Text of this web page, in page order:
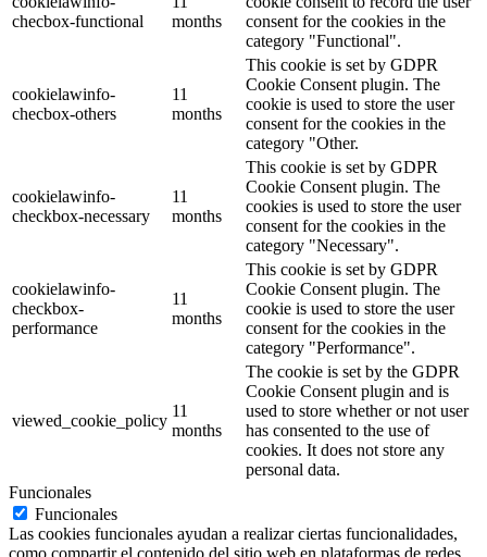
checbox-functional
months
consent for the cookies in the
category "Functional".
cookielawinfo-
checbox-others
11
months
This cookie is set by GDPR
Cookie Consent plugin. The
cookie is used to store the user
consent for the cookies in the
category "Other.
cookielawinfo-
checkbox-necessary
11
months
This cookie is set by GDPR
Cookie Consent plugin. The
cookies is used to store the user
consent for the cookies in the
category "Necessary".
cookielawinfo-
checkbox-
performance
11
months
This cookie is set by GDPR
Cookie Consent plugin. The
cookie is used to store the user
consent for the cookies in the
category "Performance".
viewed_cookie_policy
11
months
The cookie is set by the GDPR
Cookie Consent plugin and is
used to store whether or not user
has consented to the use of
cookies. It does not store any
personal data.
Funcionales
Funcionales
Las cookies funcionales ayudan a realizar ciertas funcionalidades,
como compartir el contenido del sitio web en plataformas de redes